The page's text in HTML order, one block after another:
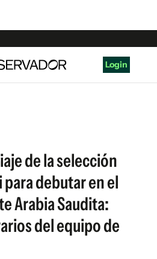
Login
de la selección
para debutar en el
Arabia Saudita:
del equipo de